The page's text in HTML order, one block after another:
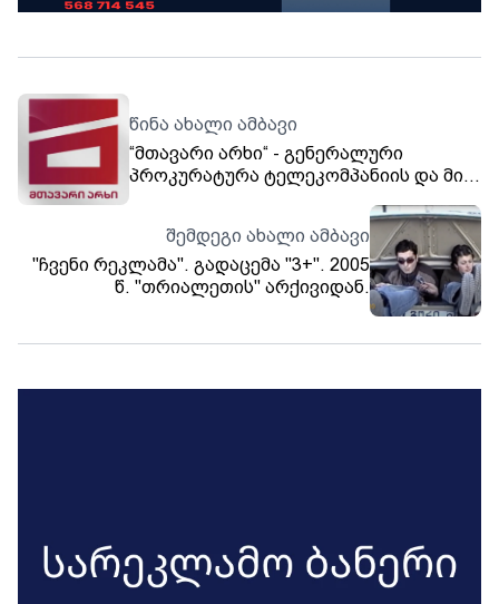
წინა ახალი ამბავი
“მთავარი არხი“ - გენერალური
პროკურატურა ტელეკომპანიის და მის
შევიდა - მოითხოვა არხთან
დაკავშირებული ფინანსური
დოკუმენტაციის სრულად ამოღება
შემდეგი ახალი ამბავი
"ჩვენი რეკლამა". გადაცემა "3+". 2005
წ. "თრიალეთის" არქივიდან.